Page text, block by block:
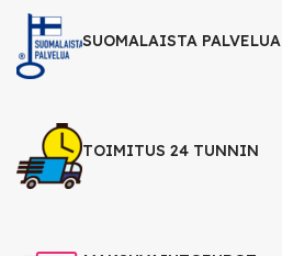
SUOMALAISTA PALVELUA
TOIMITUS 24 TUNNIN